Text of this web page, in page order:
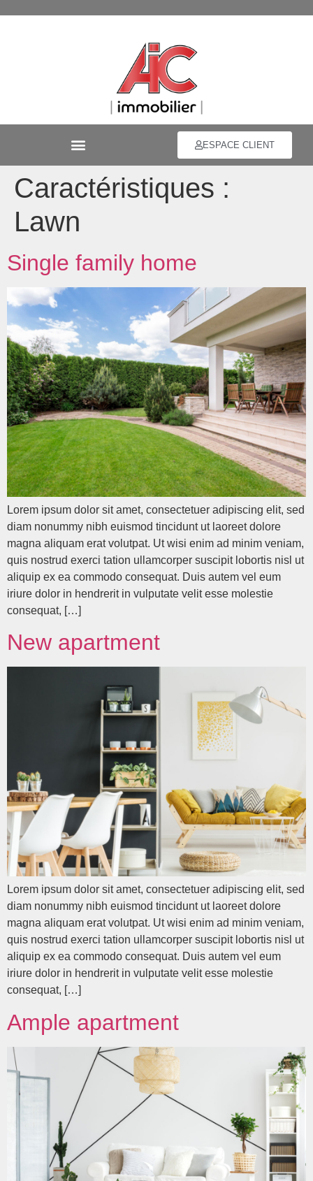
ESPACE CLIENT
Caractéristiques :
Lawn
Single family home
Lorem ipsum dolor sit amet, consectetuer adipiscing elit, sed
diam nonummy nibh euismod tincidunt ut laoreet dolore
magna aliquam erat volutpat. Ut wisi enim ad minim veniam,
quis nostrud exerci tation ullamcorper suscipit lobortis nisl ut
aliquip ex ea commodo consequat. Duis autem vel eum
iriure dolor in hendrerit in vulputate velit esse molestie
consequat, […]
New apartment
Lorem ipsum dolor sit amet, consectetuer adipiscing elit, sed
diam nonummy nibh euismod tincidunt ut laoreet dolore
magna aliquam erat volutpat. Ut wisi enim ad minim veniam,
quis nostrud exerci tation ullamcorper suscipit lobortis nisl ut
aliquip ex ea commodo consequat. Duis autem vel eum
iriure dolor in hendrerit in vulputate velit esse molestie
consequat, […]
Ample apartment